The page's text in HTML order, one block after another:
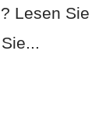
Lesen